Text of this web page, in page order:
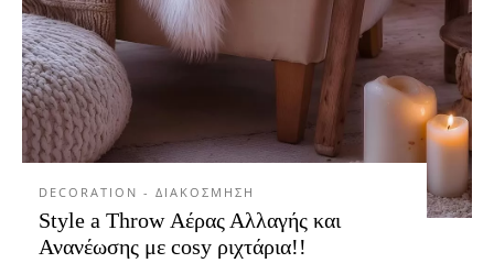
DECORATION - ΔΙΑΚΟΣΜΗΣΗ
Style a Throw Αέρας Αλλαγής και
Ανανέωσης με cosy ριχτάρια!!